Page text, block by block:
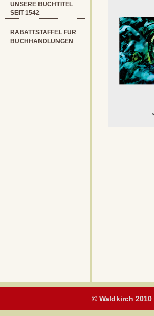
UNSERE BUCHTITEL
SEIT 1542
RABATTSTAFFEL FÜR
BUCHHANDLUNGEN
© Waldkirch 2010